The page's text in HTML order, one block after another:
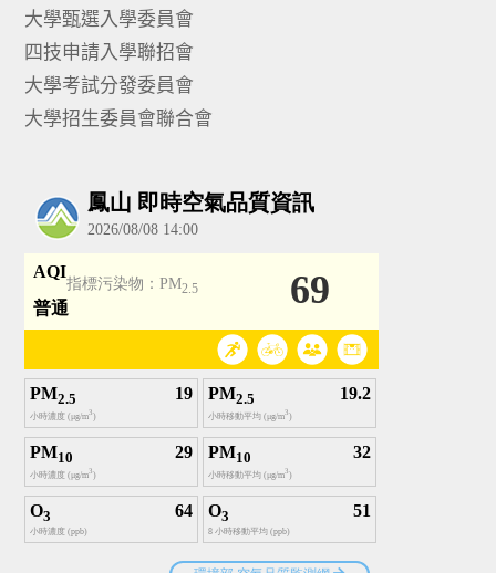
大學甄選入學委員會
四技申請入學聯招會
大學考試分發委員會
大學招生委員會聯合會